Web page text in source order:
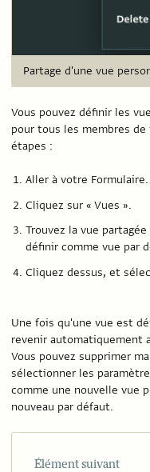
Partage d'une vue
Vous pouvez définir les
pour tous les membres
étapes :
Aller à votre Formulaire.
Cliquez sur « Vues ».
Trouvez la vue
définir comme vue par
Cliquez dessus, et
Une fois qu'une vue est
revenir automatiquement
Vous pouvez supprimer
sélectionner les
comme une nouvelle vue
nouveau par défaut.
Élément suivant